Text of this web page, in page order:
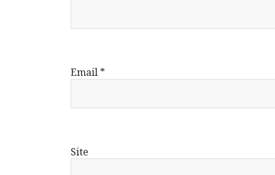
Email *
Site